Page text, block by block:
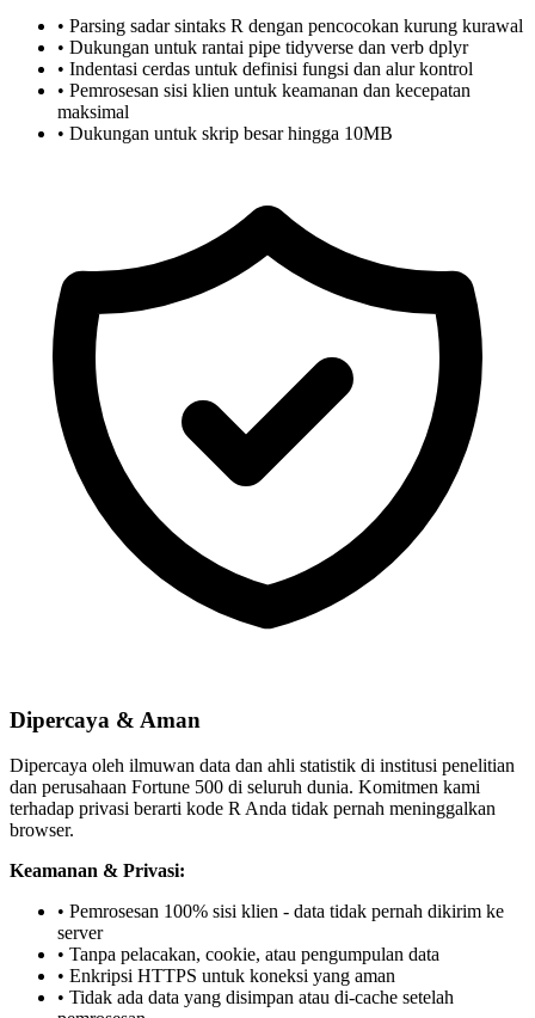
• Parsing sadar sintaks R dengan pencocokan kurung kurawal
• Dukungan untuk rantai pipe tidyverse dan verb dplyr
• Indentasi cerdas untuk definisi fungsi dan alur kontrol
• Pemrosesan sisi klien untuk keamanan dan kecepatan
maksimal
• Dukungan untuk skrip besar hingga 10MB
Dipercaya & Aman
Dipercaya oleh ilmuwan data dan ahli statistik di institusi penelitian
dan perusahaan Fortune 500 di seluruh dunia. Komitmen kami
terhadap privasi berarti kode R Anda tidak pernah meninggalkan
browser.
Keamanan & Privasi:
• Pemrosesan 100% sisi klien - data tidak pernah dikirim ke
server
• Tanpa pelacakan, cookie, atau pengumpulan data
• Enkripsi HTTPS untuk koneksi yang aman
• Tidak ada data yang disimpan atau di-cache setelah